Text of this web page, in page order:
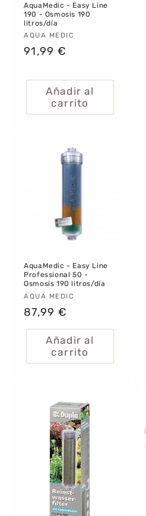
AquaMedic - Easy Line
190 - Osmosis 190
litros/día
Proveedor:
AQUA MEDIC
Precio
91,99 €
Añadir al
carrito
AquaMedic - Easy Line
Professional 50 -
Osmosis 190 litros/día
Proveedor:
AQUA MEDIC
Precio
habitual
87,99 €
Añadir al
carrito